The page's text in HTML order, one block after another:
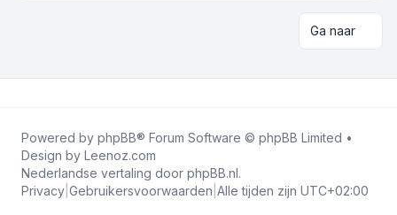
Ga naar
Powered by phpBB® Forum Software © phpBB Limited •
Design by Leenoz.com
Nederlandse vertaling door phpBB.nl.
Privacy Gebruikersvoorwaarden Alle tijden zijn UTC+02:00